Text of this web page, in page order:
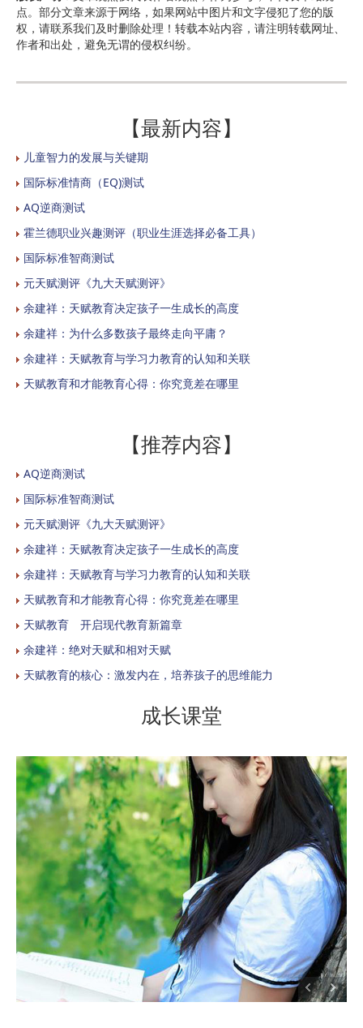
点。部分文章来源于网络，如果网站中图片和文字侵犯了您的版
权，请联系我们及时删除处理！转载本站内容，请注明转载网址、
作者和出处，避免无谓的侵权纠纷。
【最新内容】
儿童智力的发展与关键期
国际标准情商（EQ)测试
AQ逆商测试
霍兰德职业兴趣测评（职业生涯选择必备工具）
国际标准智商测试
元天赋测评《九大天赋测评》
余建祥：天赋教育决定孩子一生成长的高度
余建祥：为什么多数孩子最终走向平庸？
余建祥：天赋教育与学习力教育的认知和关联
天赋教育和才能教育心得：你究竟差在哪里
【推荐内容】
AQ逆商测试
国际标准智商测试
元天赋测评《九大天赋测评》
余建祥：天赋教育决定孩子一生成长的高度
余建祥：天赋教育与学习力教育的认知和关联
天赋教育和才能教育心得：你究竟差在哪里
天赋教育 开启现代教育新篇章
余建祥：绝对天赋和相对天赋
天赋教育的核心：激发内在，培养孩子的思维能力
成长课堂